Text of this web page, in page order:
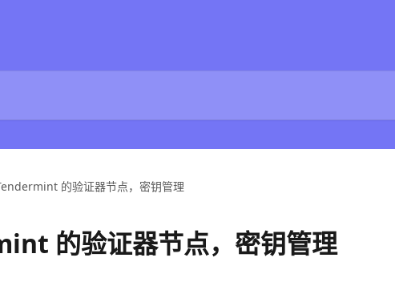
的验证器节点，密钥管理
的验证器节点，密钥管理